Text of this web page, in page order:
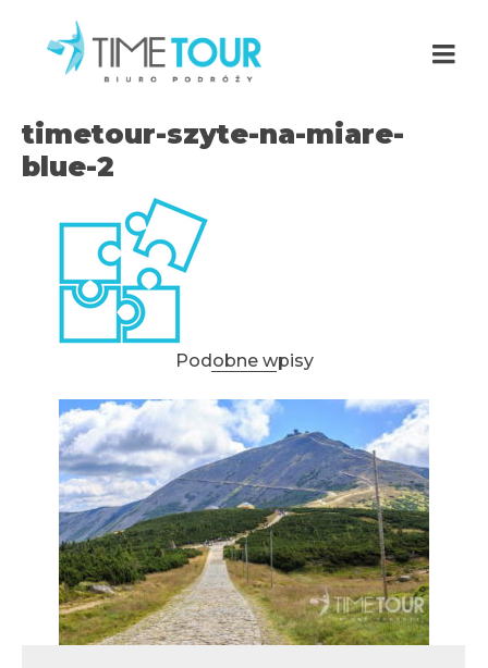
timetour-szyte-na-miare-
blue-2
Podobne wpisy